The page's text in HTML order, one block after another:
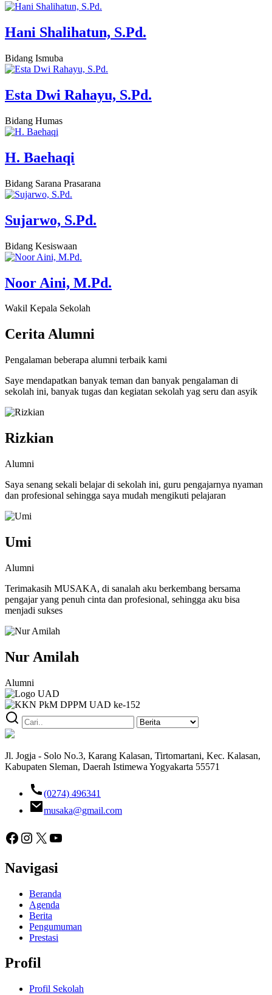
Hani Shalihatun, S.Pd.
Bidang Ismuba
Esta Dwi Rahayu, S.Pd.
Bidang Humas
H. Baehaqi
Bidang Sarana Prasarana
Sujarwo, S.Pd.
Bidang Kesiswaan
Noor Aini, M.Pd.
Wakil Kepala Sekolah
CeritaAlumni
Pengalaman beberapa alumni terbaik kami
Saye mendapatkan banyak teman dan banyak pengalaman di
sekolah ini, banyak tugas dan kegiatan sekolah yag seru dan asyik
Rizkian
Alumni
Saya senang sekali belajar di sekolah ini, guru pengajarnya nyaman
dan profesional sehingga saya mudah mengikuti pelajaran
Umi
Alumni
Terimakasih MUSAKA, di sanalah aku berkembang bersama
pengajar yang penuh cinta dan profesional, sehingga aku bisa
menjadi sukses
Nur Amilah
Alumni
Jl. Jogja - Solo No.3, Karang Kalasan, Tirtomartani, Kec. Kalasan,
Kabupaten Sleman, Daerah Istimewa Yogyakarta 55571
(0274) 496341
musaka@gmail.com
Facebook
Instagram
X YouTube
Navigasi
Beranda
Agenda
Berita
Pengumuman
Prestasi
Profil
Profil Sekolah